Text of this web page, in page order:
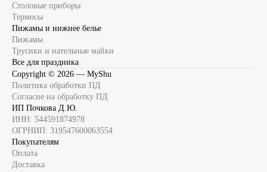
Столовые приборы
Термосы
Пижамы и нижнее белье
Пижамы
Трусики и нательные майки
Все для праздника
Copyright © 2026 — MyShu
Политика обработки ПД
Согласие на обработку ПД
ИП Почкова Д.Ю.
ИНН: 544591874978
ОГРНИП: 319547600063554
Покупателям
Оплата
Доставка